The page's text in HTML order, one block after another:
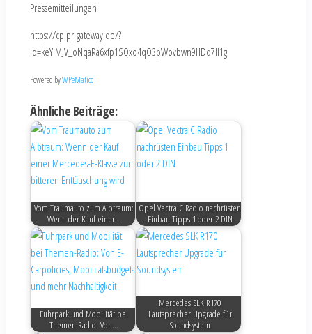
Pressemitteilungen
https://cp.pr-gateway.de/?
id=keYlMJV_oNqaRa6xfp1SQxo4qO3pWovbwn9HDd7Il1g
Powered byWPeMatico
Ähnliche Beiträge:
Vom Traumauto zum Albtraum:
Wenn der Kauf einer…
Opel Vectra C Radio nachrüsten
Einbau Tipps 1 oder 2 DIN
Fuhrpark und Mobilität bei
Themen-Radio: Von…
Mercedes SLK R170
Lautsprecher Upgrade für
Soundsystem